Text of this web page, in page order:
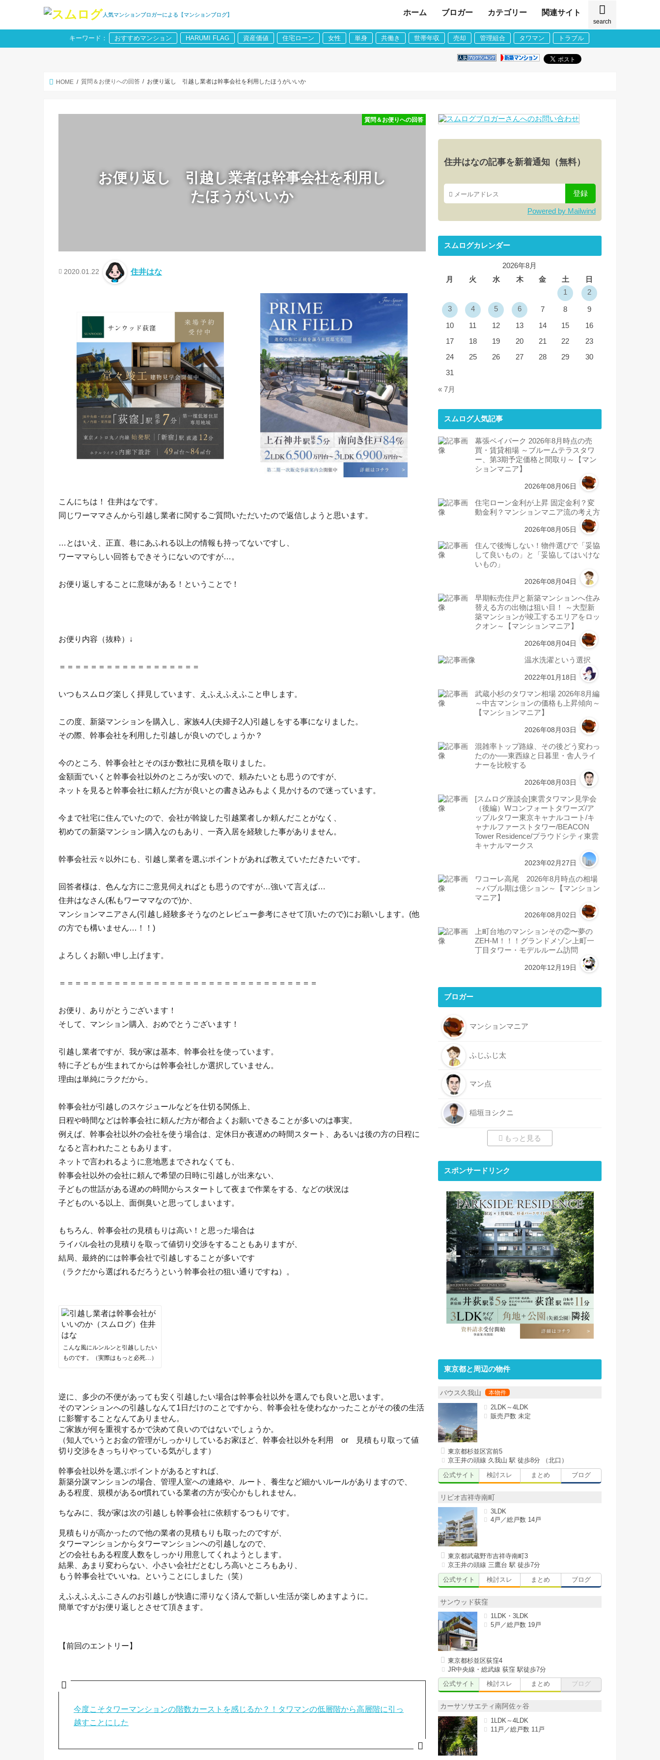
人気マンションブロガーによる【マンションブログ】
search
ホーム ブロガー カテゴリー 関連サイト
キーワード： おすすめマンション HARUMI FLAG 資産価値 住宅ローン 女性 単身 共働き 世帯年収 売却 管理組合 タワマン トラブル
HOME 質問＆お便りへの回答 お便り返し 引越し業者は幹事会社を利用したほうがいいか
お便り返し 引越し業者は幹事会社を利用し
たほうがいいか
質問＆お便りへの回答
2020.01.22 住井はな
こんにちは！ 住井はなです。
同じワーママさんから引越し業者に関するご質問いただいたので返信しようと思います。
…とはいえ、正直、巷にあふれる以上の情報も持ってないですし、
ワーママらしい回答もできそうにないのですが…。
お便り返しすることに意味がある！ということで！
お便り内容（抜粋）↓
＝＝＝＝＝＝＝＝＝＝＝＝＝＝＝＝＝＝
いつもスムログ楽しく拝見しています、えふえふえふこと申します。
この度、新築マンションを購入し、家族4人(夫婦子2人)引越しをする事になりました。
その際、幹事会社を利用した引越しが良いのでしょうか？
今のところ、幹事会社とそのほか数社に見積を取りました。
金額面でいくと幹事会社以外のところが安いので、頼みたいとも思うのですが、
ネットを見ると幹事会社に頼んだ方が良いとの書き込みもよく見かけるので迷っています。
今まで社宅に住んでいたので、会社が斡旋した引越業者しか頼んだことがなく、
初めての新築マンション購入なのもあり、一斉入居を経験した事がありません。
幹事会社云々以外にも、引越し業者を選ぶポイントがあれば教えていただきたいです。
回答者様は、色んな方にご意見伺えればとも思うのですが…強いて言えば…
住井はなさん(私もワーママなので)か、
マンションマニアさん(引越し経験多そうなのとレビュー参考にさせて頂いたので)にお願いします。(他
の方でも構いません…！！)
よろしくお願い申し上げます。
＝＝＝＝＝＝＝＝＝＝＝＝＝＝＝＝＝＝＝＝＝＝＝＝＝＝＝＝＝＝＝＝＝
お便り、ありがとうございます！
そして、マンション購入、おめでとうございます！
引越し業者ですが、我が家は基本、幹事会社を使っています。
特に子どもが生まれてからは幹事会社しか選択していません。
理由は単純にラクだから。
幹事会社が引越しのスケジュールなどを仕切る関係上、
日程や時間などは幹事会社に頼んだ方が都合よくお願いできることが多いのは事実。
例えば、幹事会社以外の会社を使う場合は、定休日か夜遅めの時間スタート、あるいは後の方の日程に
なると言われたこともあります。
ネットで言われるように意地悪までされなくても、
幹事会社以外の会社に頼んで希望の日時に引越しが出来ない、
子どもの世話がある遅めの時間からスタートして夜まで作業をする、などの状況は
子どものいる以上、面倒臭いと思ってしまいます。
もちろん、幹事会社の見積もりは高い！と思った場合は
ライバル会社の見積りを取って値切り交渉をすることもありますが、
結局、最終的には幹事会社で引越しすることが多いです
（ラクだから選ばれるだろうという幹事会社の狙い通りですね）。
こんな風にルンルンと引越ししたい
ものです。（実際はもっと必死…）
逆に、多少の不便があっても安く引越したい場合は幹事会社以外を選んでも良いと思います。
そのマンションへの引越しなんて1日だけのことですから、幹事会社を使わなかったことがその後の生活
に影響することなんてありません。
ご家族が何を重視するかで決めて良いのではないでしょうか。
（知人でいうとお金の管理がしっかりしているお家ほど、幹事会社以外を利用 or 見積もり取って値
切り交渉をきっちりやっている気がします）
幹事会社以外を選ぶポイントがあるとすれば、
新築分譲マンションの場合、管理人室への連絡や、ルート、養生など細かいルールがありますので、
ある程度、規模があるor慣れている業者の方が安心かもしれません。
ちなみに、我が家は次の引越しも幹事会社に依頼するつもりです。
見積もりが高かったので他の業者の見積もりも取ったのですが、
タワーマンションからタワーマンションへの引越しなので、
どの会社もある程度人数をしっかり用意してくれようとします。
結果、あまり変わらない、小さい会社だとむしろ高いところもあり、
もう幹事会社でいいね。ということにしました（笑）
えふえふえふこさんのお引越しが快適に滞りなく済んで新しい生活が楽しめますように。
簡単ですがお便り返しとさせて頂きます。
【前回のエントリー】
今度こそタワーマンションの階数カーストを感じるか？！タワマンの低層階から高層階に引っ
越すことにした
住井はなの記事を新着通知（無料）
Powered by Mailwind
スムログカレンダー
2026年8月
月
火 水 木 金 土
日
1
2
3 4 5 6 7 8 9
10 11 12 13 14 15
16
17
18 19 20 21 22
23
24
25 26 27 28 29
30
31
« 7月
スムログ人気記事
幕張ベイパーク 2026年8月時点の売
買・賃貸相場 ～ブルームテラスタワ
ー、第3期予定価格と間取り～【マン
ションマニア】
2026年08月06日
住宅ローン金利が上昇 固定金利？変
動金利？マンションマニア流の考え方
2026年08月05日
住んで後悔しない！物件選びで「妥協
して良いもの」と「妥協してはいけな
いもの」
2026年08月04日
早期転売住戸と新築マンションへ住み
替える方の出物は狙い目！ ～大型新
築マンションが竣工するエリアをロッ
クオン～【マンションマニア】
2026年08月04日
温水洗濯という選択
2022年01月18日
武蔵小杉のタワマン相場 2026年8月編
～中古マンションの価格も上昇傾向～
【マンションマニア】
2026年08月03日
混雑率トップ路線、その後どう変わっ
たのか──東西線と日暮里・舎人ライ
ナーを比較する
2026年08月03日
[スムログ座談会]東雲タワマン見学会
（後編）Wコンフォートタワーズ/ア
ップルタワー東京キャナルコート/キ
ャナルファーストタワー/BEACON
Tower Residence/プラウドシティ東雲
キャナルマークス
2023年02月27日
ワコーレ高尾 2026年8月時点の相場
～バブル期は億ション～【マンション
マニア】
2026年08月02日
上町台地のマンションその②〜夢の
ZEH-M！！！グランドメゾン上町一
丁目タワー・モデルルーム訪問
2020年12月19日
ブロガー
マンションマニア
ふじふじ太
マン点
稲垣ヨシクニ
もっと見る
スポンサードリンク
東京都と周辺の物件
バウス久我山
2LDK～4LDK
販売戸数 未定
東京都杉並区宮前5
京王井の頭線 久我山 駅 徒歩8分 （北口）
公式サイト
検討スレ まとめ ブログ
リビオ吉祥寺南町
3LDK
4戸／総戸数 14戸
東京都武蔵野市吉祥寺南町3
京王井の頭線 三鷹台 駅 徒歩7分
公式サイト
検討スレ まとめ ブログ
サンウッド荻窪
1LDK・3LDK
5戸／総戸数 19戸
東京都杉並区荻窪4
JR中央線・総武線 荻窪 駅徒歩7分
公式サイト
検討スレ まとめ ブログ
カーサソサエティ南阿佐ヶ谷
1LDK～4LDK
11戸／総戸数 11戸